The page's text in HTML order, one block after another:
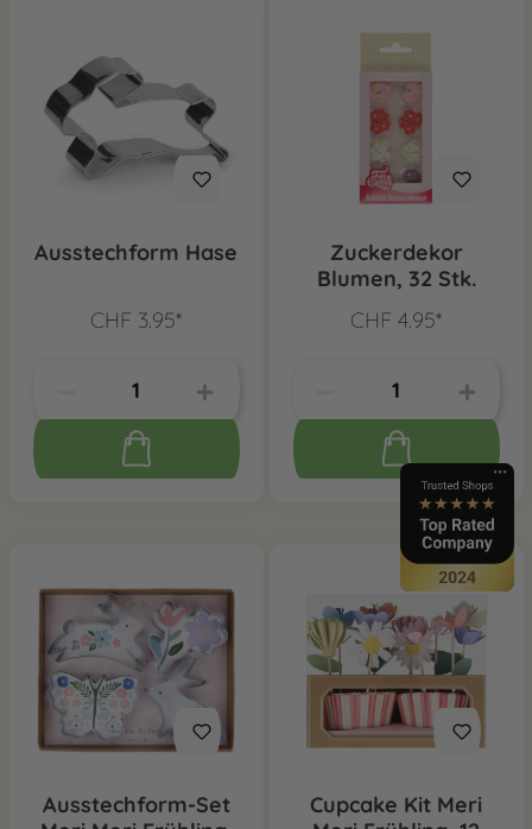
Ausstechform Hase
CHF 3.95*
Zuckerdekor
Blumen, 32 Stk.
CHF 4.95*
Ausstechform-Set
Cupcake Kit Meri